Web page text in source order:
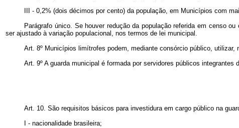
III - 0,2% (dois décimos por cento) da população, em Municípios com
Parágrafo único. Se houver redução da população referida em censo
ser ajustado à variação populacional, nos termos de lei municipal.
Art. 8º Municípios limítrofes podem, mediante consórcio público,
Art. 9º A guarda municipal é formada por servidores públicos
Art. 10. São requisitos básicos para investidura em cargo público na
I - nacionalidade brasileira;